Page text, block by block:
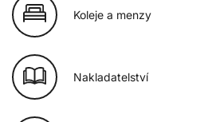
Koleje a menzy
Nakladatelství